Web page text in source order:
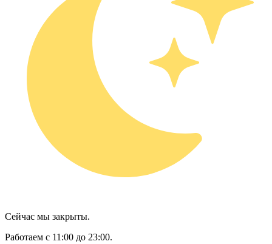
Сейчас мы закрыты.
Работаем с 11:00 до 23:00.